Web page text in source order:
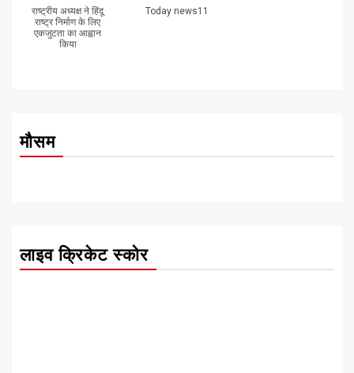
राष्ट्रीय अध्यक्ष ने हिंदू
राष्ट्र निर्माण के लिए
एकजुटता का आह्वान
किया
Today news11
मौसम
लाइव क्रिकेट स्कोर